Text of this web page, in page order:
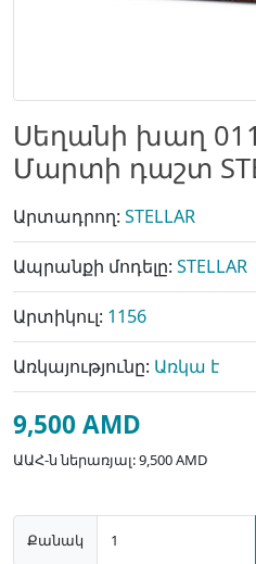
Սեղանի խաղ
Մարտի դաշտ
Արտադրող: STELLAR
Ապրանքի մոդելը: STELLAR
Արտիկուլ: 1156
Առկայությունը: Առկա է
9,500 AMD
ԱԱՀ-ն ներառյալ: 9,500 AMD
Քանակ